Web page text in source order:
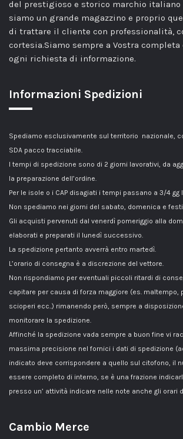
del prestigioso e storico marchio italiano
siamo un grande magazzino e proprio
di trattare il cliente con professionalità,
cortesia.Siamo sempre a Vostra
ogni richiesta di informazione.
Informazioni Spedizioni
Spediamo esclusivamente sul territorio nazionale,
SDA pacco tracciabile.
I tempi di spedizione sono di 2 giorni lavorativi, da
la preparazione dell’ordine.
Per le isole o i CAP disagiati i tempi passano a 3/4 gg
Non spediamo nei giorni del sabato, domenica e
Gli acquisti pervenuti dal venerdì pomeriggio alla
elaborati e preparati il lunedì successivo.
La spedizione pertanto avverrà entro martedì.
L’orario di consegna è a discrezione del vettore.
Non rispondiamo per eventuali piccoli ritardi di
capitare per causa di forza maggiore (es. maltempo,
scioperi ecc..) rimanendo però, sempre a
monitorare la spedizione.
Affinché la spedizione vada sempre a buon fine vi
massima precisione nel fornici i dati di spedizione
indicato deve corrispondere a quello sul citofono, il
essere completo di interno, se è una frazione
presso un’ attività indicare nelle note anche gli orari
Cambio Merce